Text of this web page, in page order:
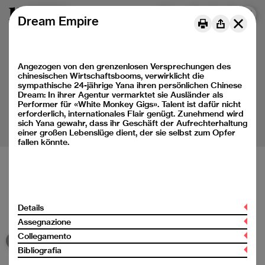
IT
Dream Empire
Angezogen von den grenzenlosen Versprechungen des
chinesischen Wirtschaftsbooms, verwirklicht die
sympathische 24-jährige Yana ihren persönlichen Chinese
Dream: In ihrer Agentur vermarktet sie Ausländer als
Performer für «White Monkey Gigs». Talent ist dafür nicht
erforderlich, internationales Flair genügt. Zunehmend wird
sich Yana gewahr, dass ihr Geschäft der Aufrechterhaltung
einer großen Lebenslüge dient, der sie selbst zum Opfer
fallen könnte.
Details
Titolo
Dream Empire
Autore
Assegnazione
Ciclo/Gruppo target
3° ciclo (da 12 ai 15 anni)
Collegamento
Ulteriori informazioni
Bibliografia
Mediazione della cultura della costruzione per le nuove
generazioni
Instagram